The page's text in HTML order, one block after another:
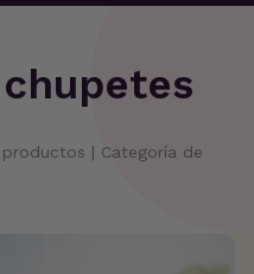
| Categoría de